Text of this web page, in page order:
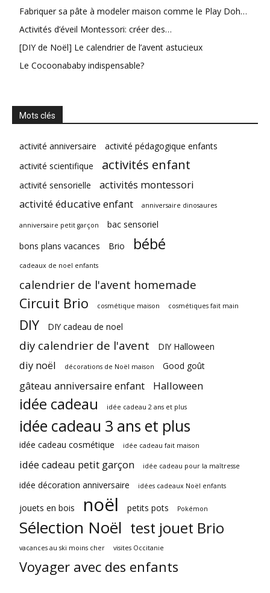
Fabriquer sa pâte à modeler maison comme le Play Doh…
Activités d’éveil Montessori: créer des…
[DIY de Noël] Le calendrier de l’avent astucieux
Le Cocoonababy indispensable?
Mots clés
activité anniversaire
activité pédagogique enfants
activité scientifique
activités enfant
activité sensorielle
activités montessori
activité éducative enfant
anniversaire dinosaures
anniversaire petit garçon
bac sensoriel
bons plans vacances
Brio bébé
cadeaux de noel enfants
calendrier de l'avent homemade
Circuit Brio cosmétique maison cosmétiques fait main
DIY DIY cadeau de noel
diy calendrier de l'avent DIY Halloween
diy noël décorations de Noël maison Good goût
gâteau anniversaire enfant Halloween
idée cadeau idée cadeau 2 ans et plus
idée cadeau 3 ans et plus
idée cadeau cosmétique idée cadeau fait maison
idée cadeau petit garçon idée cadeau pour la maîtresse
idée décoration anniversaire idées cadeaux Noël enfants
jouets en bois noël petits pots Pokémon
Sélection Noël test jouet Brio
vacances au ski moins cher visites Occitanie
Voyager avec des enfants